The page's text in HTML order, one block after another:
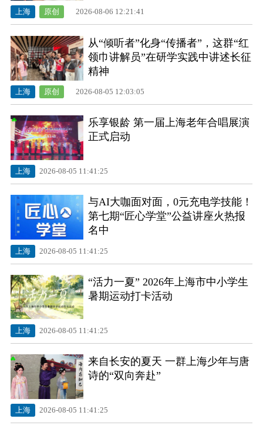
上海 原创 2026-08-06 12:21:41
从“倾听者”化身“传播者”，这群“红
领巾讲解员”在研学实践中讲述长征
精神
上海 原创 2026-08-05 12:03:05
乐享银龄 第一届上海老年合唱展演
正式启动
上海 2026-08-05 11:41:25
与AI大咖面对面，0元充电学技能！
第七期“匠心学堂”公益讲座火热报
名中
上海 2026-08-05 11:41:25
“活力一夏” 2026年上海市中小学生
暑期运动打卡活动
上海 2026-08-05 11:41:25
来自长安的夏天 一群上海少年与唐
诗的“双向奔赴”
上海 2026-08-05 11:41:25